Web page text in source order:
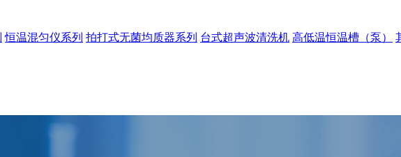
恒温混匀仪系列 拍打式无菌均质器系列 台式超声波清洗机 高低温恒温槽（泵）